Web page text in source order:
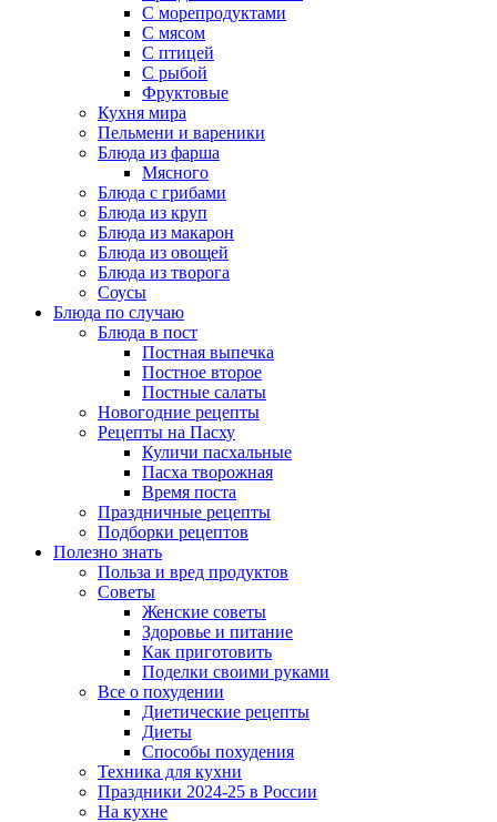
С морепродуктами
С мясом
С птицей
С рыбой
Фруктовые
Кухня мира
Пельмени и вареники
Блюда из фарша
Мясного
Блюда с грибами
Блюда из круп
Блюда из макарон
Блюда из овощей
Блюда из творога
Соусы
Блюда по случаю
Блюда в пост
Постная выпечка
Постное второе
Постные салаты
Новогодние рецепты
Рецепты на Пасху
Куличи пасхальные
Пасха творожная
Время поста
Праздничные рецепты
Подборки рецептов
Полезно знать
Польза и вред продуктов
Советы
Женские советы
Здоровье и питание
Как приготовить
Поделки своими руками
Все о похудении
Диетические рецепты
Диеты
Способы похудения
Техника для кухни
Праздники 2024-25 в России
На кухне